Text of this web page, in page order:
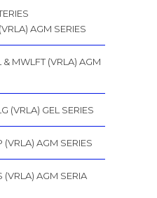
AGM SERIES
MWLFT (VRLA) AGM
(VRLA) GEL SERIES
AGM SERIES
AGM SERIA